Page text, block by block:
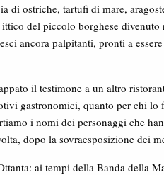
di ostriche, tartufi di mare,
del piccolo borghese
ancora palpitanti, pronti a
il testimone a un altro
gastronomici, quanto per chi lo
i nomi dei personaggi che
dopo la sovraesposizione dei
ai tempi della Banda della